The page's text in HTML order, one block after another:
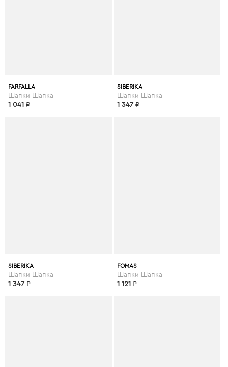
FARFALLA
Шапки Шапка
1 041 ₽
SIBERIKA
Шапки Шапка
1 347 ₽
SIBERIKA
Шапки Шапка
1 347 ₽
FOMAS
Шапки Шапка
1 121 ₽